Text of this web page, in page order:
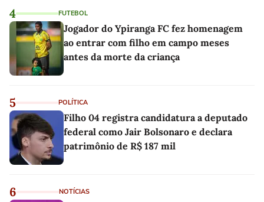
4 FUTEBOL
Jogador do Ypiranga FC fez homenagem
ao entrar com filho em campo meses
antes da morte da criança
5 POLÍTICA
Filho 04 registra candidatura a deputado
federal como Jair Bolsonaro e declara
patrimônio de R$ 187 mil
6 NOTÍCIAS